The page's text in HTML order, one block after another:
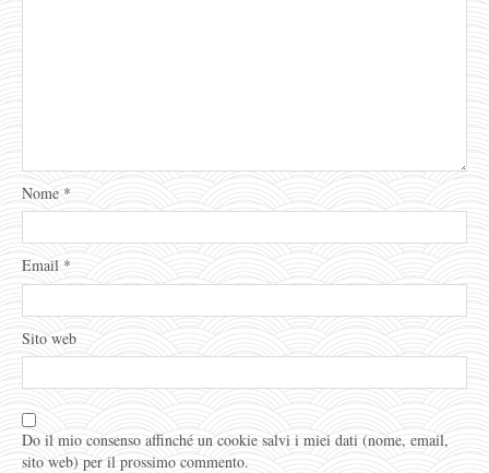
Nome *
Email *
Sito web
Do il mio consenso affinché un cookie salvi i miei dati (nome, email,
sito web) per il prossimo commento.